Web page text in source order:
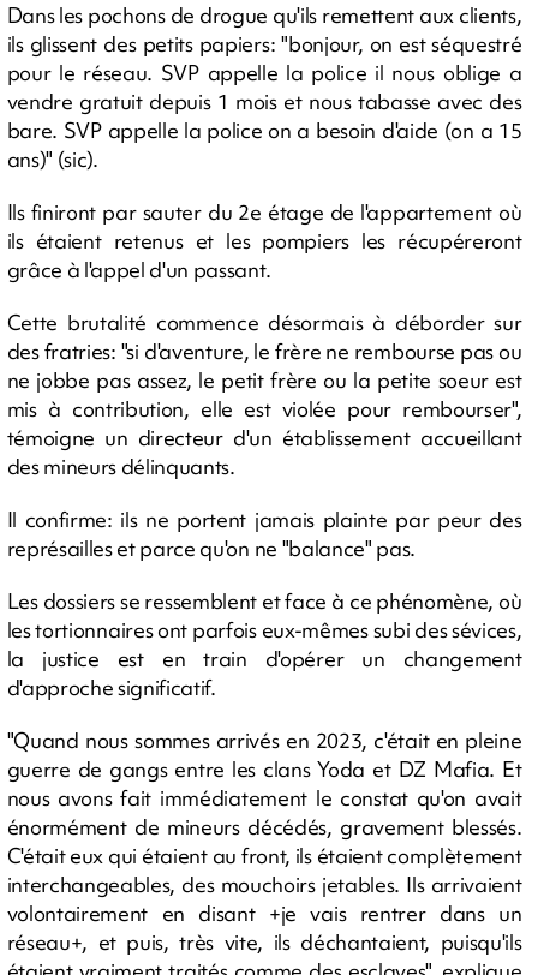
Dans les pochons de drogue qu'ils remettent aux clients,
ils glissent des petits papiers: "bonjour, on est séquestré
pour le réseau. SVP appelle la police il nous oblige a
vendre gratuit depuis 1 mois et nous tabasse avec des
bare. SVP appelle la police on a besoin d'aide (on a 15
ans)" (sic).
Ils finiront par sauter du 2e étage de l'appartement où
ils étaient retenus et les pompiers les récupéreront
grâce à l'appel d'un passant.
Cette brutalité commence désormais à déborder sur
des fratries: "si d'aventure, le frère ne rembourse pas ou
ne jobbe pas assez, le petit frère ou la petite soeur est
mis à contribution, elle est violée pour rembourser",
témoigne un directeur d'un établissement accueillant
des mineurs délinquants.
Il confirme: ils ne portent jamais plainte par peur des
représailles et parce qu'on ne "balance" pas.
Les dossiers se ressemblent et face à ce phénomène, où
les tortionnaires ont parfois eux-mêmes subi des sévices,
la justice est en train d'opérer un changement
d'approche significatif.
"Quand nous sommes arrivés en 2023, c'était en pleine
guerre de gangs entre les clans Yoda et DZ Mafia. Et
nous avons fait immédiatement le constat qu'on avait
énormément de mineurs décédés, gravement blessés.
C'était eux qui étaient au front, ils étaient complètement
interchangeables, des mouchoirs jetables. Ils arrivaient
volontairement en disant +je vais rentrer dans un
réseau+, et puis, très vite, ils déchantaient, puisqu'ils